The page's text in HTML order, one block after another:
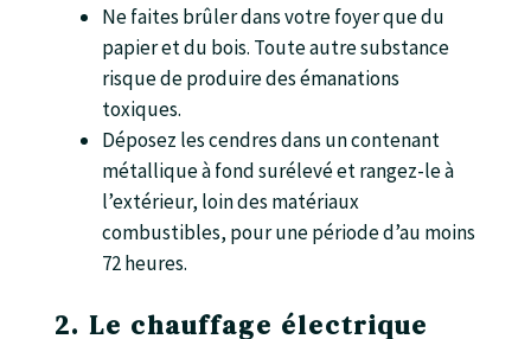
Ne faites brûler dans votre foyer que du
papier et du bois. Toute autre substance
risque de produire des émanations
toxiques.
Déposez les cendres dans un contenant
métallique à fond surélevé et rangez-le à
l’extérieur, loin des matériaux
combustibles, pour une période d’au moins
72 heures.
2. Le chauffage électrique